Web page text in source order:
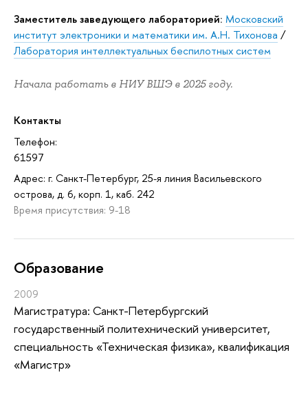
Заместитель заведующего лабораторией: Московский
институт электроники и математики им. А.Н. Тихонова /
Лаборатория интеллектуальных беспилотных систем
Начала работать в НИУ ВШЭ в 2025 году.
Контакты
Телефон:
61597
Адрес: г. Санкт-Петербург, 25-я линия Васильевского
острова, д. 6, корп. 1, каб. 242
Время присутствия: 9-18
Oбразование
2009
Магистратура: Санкт-Петербургский
государственный политехнический университет,
специальность «Техническая физика», квалификация
«Магистр»